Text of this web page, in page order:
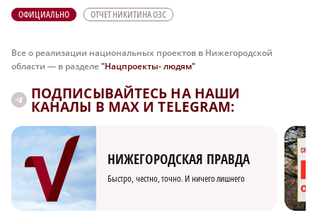
ОФИЦИАЛЬНО ОТЧЕТ НИКИТИНА ОЗС
Все о реализации национальных проектов в Нижегородской
области — в разделе"Нацпроекты- людям"
ПОДПИСЫВАЙТЕСЬ НА НАШИ
КАНАЛЫ В MAX И TELEGRAM:
НИЖЕГОРОДСКАЯ ПРАВДА
Быстро, честно, точно. И ничего лишнего